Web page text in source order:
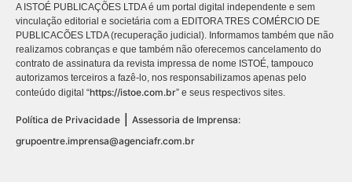
A ISTOÉ PUBLICAÇÕES LTDA é um portal digital independente e sem
vinculação editorial e societária com a EDITORA TRES COMÉRCIO DE
PUBLICACÕES LTDA (recuperação judicial). Informamos também que não
realizamos cobranças e que também não oferecemos cancelamento do
contrato de assinatura da revista impressa de nome ISTOÉ, tampouco
autorizamos terceiros a fazê-lo, nos responsabilizamos apenas pelo
conteúdo digital “https://istoe.com.br” e seus respectivos sites.
Política de Privacidade | Assessoria de Imprensa:
grupoentre.imprensa@agenciafr.com.br